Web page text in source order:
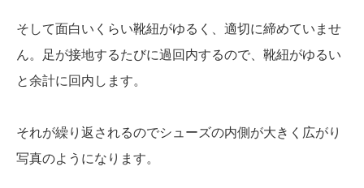
そして面白いくらい靴紐がゆるく、適切に締めていませ
ん。足が接地するたびに過回内するので、靴紐がゆるい
と余計に回内します。
それが繰り返されるのでシューズの内側が大きく広がり
写真のようになります。